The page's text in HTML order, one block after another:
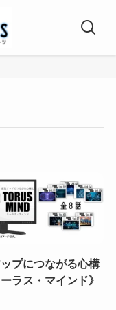
プにつながる心構
ラス・マインド》